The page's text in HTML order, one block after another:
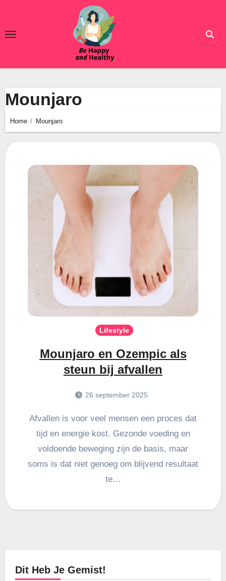
de
Mounjaro
Home Mounjaro
Lifestyle
Mounjaro en Ozempic als
steun bij afvallen
26 september 2025
Afvallen is voor veel mensen een proces dat
tijd en energie kost. Gezonde voeding en
voldoende beweging zijn de basis, maar
soms is dat niet genoeg om blijvend resultaat
te…
Dit Heb Je Gemist!